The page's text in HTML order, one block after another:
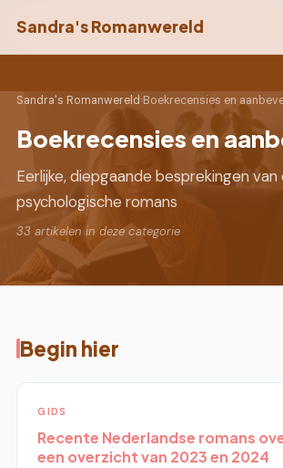
Sandra's Romanwereld
Sandra's Romanwereld›Boekrecensies en
Boekrecensies en
Eerlijke, diepgaande besprekingen
psychologische romans
33 artikelen in deze categorie
Begin hier
GIDS
Recente Nederlandse romans
een overzicht van 2023 en 2024